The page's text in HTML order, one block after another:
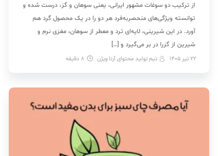
از ترکیب دو سوغات مشهور ایرانی، یعنی سوهان و گز، درست شده و
توانسته ویژگی‌های منحصربه‌فرد هر دو را در یک محصول گرد هم
آورد. در این شیرینی، لایه‌ای ترد و معطر از سوهان، مغزی نرم و
شیرین از گزرا در بر می‌گیرد و […]
22 تیر 1405 تیم تولید محتوای آرنا ویژن 8 دقیقه